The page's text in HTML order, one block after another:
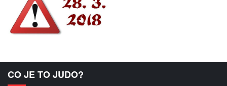
CO JE TO JUDO?